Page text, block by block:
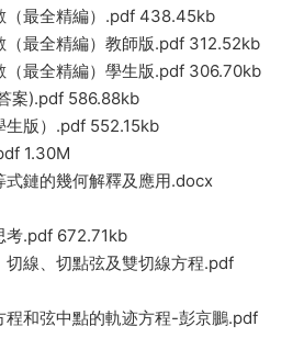
（最全精編）.pdf 438.45kb
（最全精編）教師版.pdf 312.52kb
（最全精編）學生版.pdf 306.70kb
案).pdf 586.88kb
生版）.pdf 552.15kb
1.30M
式鏈的幾何解釋及應用.docx
考.pdf 672.71kb
切線、切點弦及雙切線方程.pdf
程和弦中點的軌迹方程-彭京鵬.pdf